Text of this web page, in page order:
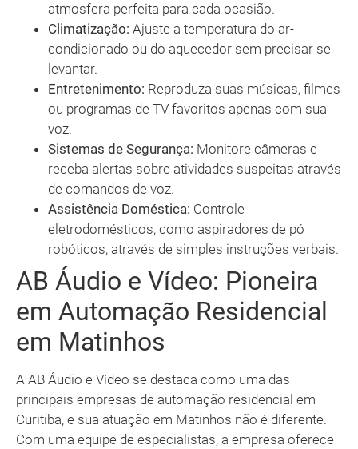
atmosfera perfeita para cada ocasião.
Climatização: Ajuste a temperatura do ar-
condicionado ou do aquecedor sem precisar se
levantar.
Entretenimento: Reproduza suas músicas, filmes
ou programas de TV favoritos apenas com sua
voz.
Sistemas de Segurança: Monitore câmeras e
receba alertas sobre atividades suspeitas através
de comandos de voz.
Assistência Doméstica: Controle
eletrodomésticos, como aspiradores de pó
robóticos, através de simples instruções verbais.
AB Áudio e Vídeo: Pioneira
em Automação Residencial
em Matinhos
A AB Áudio e Vídeo se destaca como uma das
principais empresas de automação residencial em
Curitiba, e sua atuação em Matinhos não é diferente.
Com uma equipe de especialistas, a empresa oferece